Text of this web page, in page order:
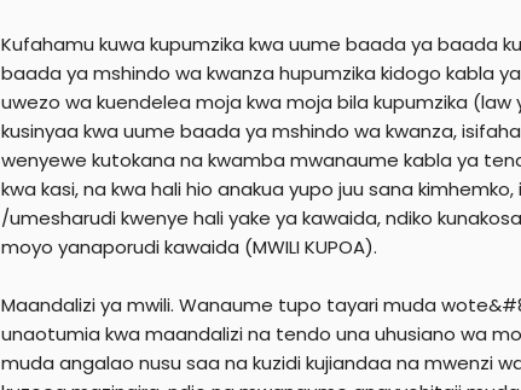
Kufahamu kuwa kupumzika kwa uume baada ya baada
baada ya mshindo wa kwanza hupumzika kidogo kabla
uwezo wa kuendelea moja kwa moja bila kupumzika
kusinyaa kwa uume baada ya mshindo wa kwanza,
wenyewe kutokana na kwamba mwanaume kabla ya
kwa kasi, na kwa hali hio anakua yupo juu sana
/umesharudi kwenye hali yake ya kawaida, ndiko
moyo yanaporudi kawaida (MWILI KUPOA).
Maandalizi ya mwili. Wanaume tupo tayari muda
unaotumia kwa maandalizi na tendo una uhusiano wa
muda angalao nusu saa na kuzidi kujiandaa na mwenzi